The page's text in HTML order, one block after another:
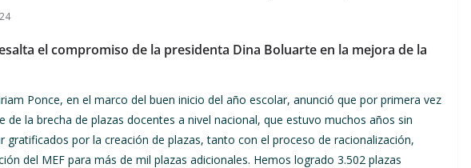
el compromiso de la presidenta Dina Boluarte en la mejora de la
Ponce, en el marco del buen inicio del año escolar, anunció que por primera vez
de la brecha de plazas docentes a nivel nacional, que estuvo muchos años sin
gratificados por la creación de plazas, tanto con el proceso de racionalización,
del MEF para más de mil plazas adicionales. Hemos logrado 3.502 plazas